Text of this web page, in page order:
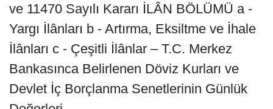
ve 11470 Sayılı Kararı İLÂN BÖLÜMÜ a -
Yargı İlânları b - Artırma, Eksiltme ve İhale
İlânları c - Çeşitli İlânlar – T.C. Merkez
Bankasınca Belirlenen Döviz Kurları ve
Devlet İç Borçlanma Senetlerinin Günlük